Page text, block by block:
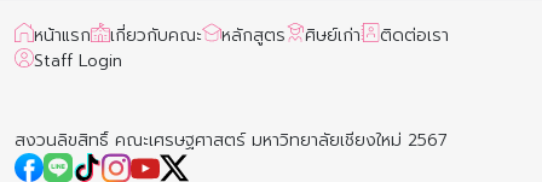
หน้าแรก เกี่ยวกับคณะ หลักสูตร ศิษย์เก่า
ติดต่อเรา
Staff Login
สงวนลิขสิทธิ์ คณะเศรษฐศาสตร์ มหาวิทยาลัยเชียงใหม่ 2567